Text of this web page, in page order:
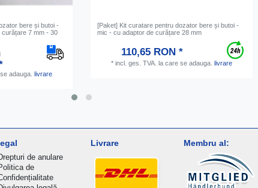
bere și butoi -
7 mm - 30
adauga. livrare
[Paket] Kit curatare pentru dozator bere și butoi -
mic - cu adaptor de curățare 28 mm
110,65 RON *
* incl. ges. TVA. la care se adauga. livrare
de anulare
de
Livrare Membru al: